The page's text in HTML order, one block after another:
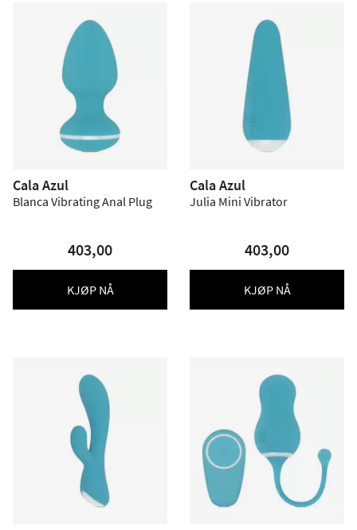
Cala Azul
Blanca Vibrating Anal Plug
403,00
KJØP NÅ
Cala Azul
Julia Mini Vibrator
403,00
KJØP NÅ